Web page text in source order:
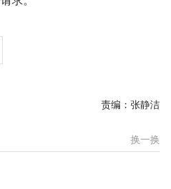
责编：张静洁
换一换